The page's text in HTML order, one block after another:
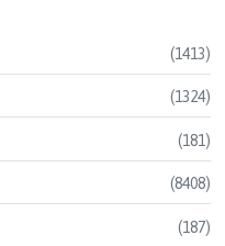
(1413)
(1324)
(181)
(8408)
(187)